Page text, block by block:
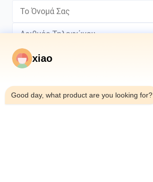
*
xiao
Good day, what product are you looking for?